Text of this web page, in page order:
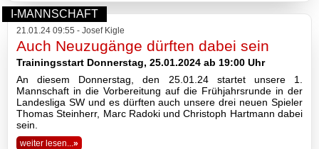
Archiv
2026
2025
2024
2023
I-MANNSCHAFT
21.01.24 09:55 - Josef Kigle
Auch Neuzugänge dürften dabei sein
Trainingsstart Donnerstag, 25.01.2024 ab 19:00 Uhr
An diesem Donnerstag, den 25.01.24 startet unsere 1.
Mannschaft in die Vorbereitung auf die Frühjahrsrunde in der
Landesliga SW und es dürften auch unsere drei neuen Spieler
Thomas Steinherr, Marc Radoki und Christoph Hartmann dabei
sein.
weiter lesen...»